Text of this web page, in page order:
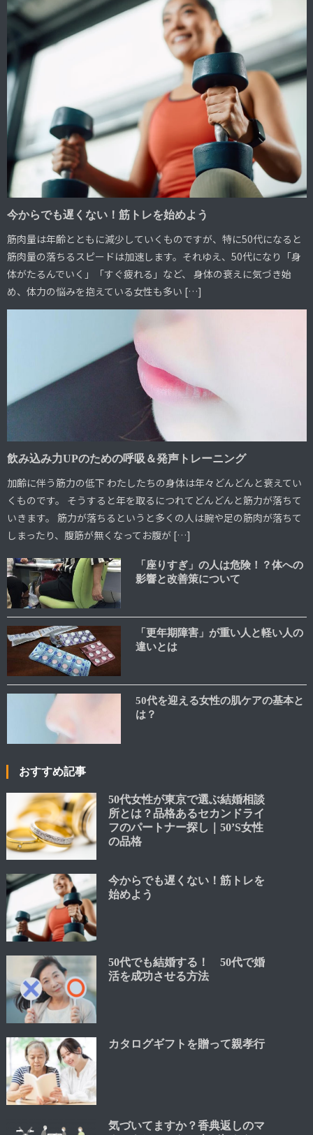
今からでも遅くない！筋トレを始めよう
筋肉量は年齢とともに減少していくものですが、特に50代になると
筋肉量の落ちるスピードは加速します。それゆえ、50代になり「身
体がたるんでいく」「すぐ疲れる」など、 身体の衰えに気づき始
め、体力の悩みを抱えている女性も多い […]
飲み込み力UPのための呼吸＆発声トレーニング
加齢に伴う筋力の低下 わたしたちの身体は年々どんどんと衰えてい
くものです。 そうすると年を取るにつれてどんどんと筋力が落ちて
いきます。 筋力が落ちるというと多くの人は腕や足の筋肉が落ちて
しまったり、腹筋が無くなってお腹が […]
「座りすぎ」の人は危険！？体への
影響と改善策について
「更年期障害」が重い人と軽い人の
違いとは
50代を迎える女性の肌ケアの基本と
は？
おすすめ記事
50代女性が東京で選ぶ結婚相談
所とは？品格あるセカンドライ
フのパートナー探し｜50’S女性
の品格
今からでも遅くない！筋トレを
始めよう
50代でも結婚する！ 50代で婚
活を成功させる方法
カタログギフトを贈って親孝行
気づいてますか？香典返しのマ